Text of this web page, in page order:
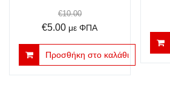
€10.00
Original
price
was:
€5.00Η
τρέχουσα
τιμή
με ΦΠΑ
Προσθήκη στο καλάθι